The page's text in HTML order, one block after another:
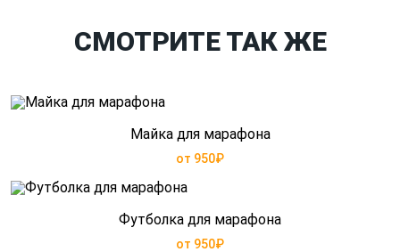
СМОТРИТЕ ТАК ЖЕ
Майка для марафона
от 950₽
Футболка для марафона
от 950₽